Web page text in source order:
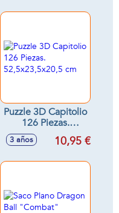
Puzzle 3D Capitolio
126 Piezas.
52,5x23,5x20,5 cm
3 años 10,95 €